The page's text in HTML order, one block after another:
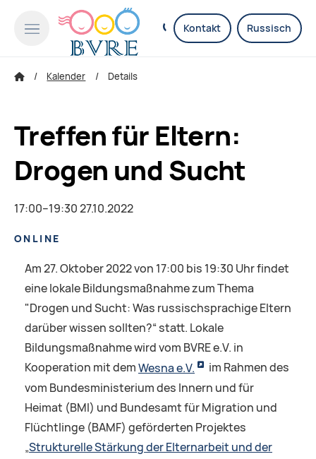
Kontakt Russisch
Kalender Details
Treffen für Eltern:
Drogen und Sucht
17:00–19:30 27.10.2022
ONLINE
Am 27. Oktober 2022 von 17:00 bis 19:30 Uhr findet
eine lokale Bildungsmaßnahme zum Thema
"Drogen und Sucht: Was russischsprachige Eltern
darüber wissen sollten?“ statt. Lokale
Bildungsmaßnahme wird vom BVRE e.V. in
Kooperation mit demWesna e.V.
im Rahmen des
vom Bundesministerium des Innern und für
Heimat (BMI) und Bundesamt für Migration und
Flüchtlinge (BAMF) geförderten Projektes
„Strukturelle Stärkung der Elternarbeit und der